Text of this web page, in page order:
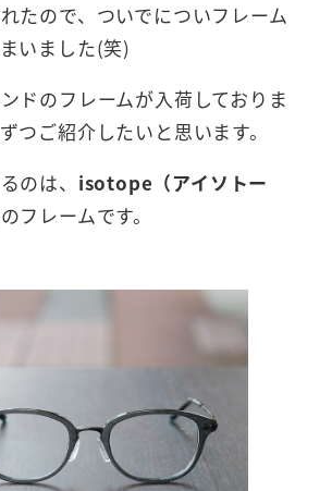
たので、ついでについフレーム
いました(笑)
ドのフレームが入荷しておりま
つご紹介したいと思います。
のは、 isotope（アイソトー
フレームです。